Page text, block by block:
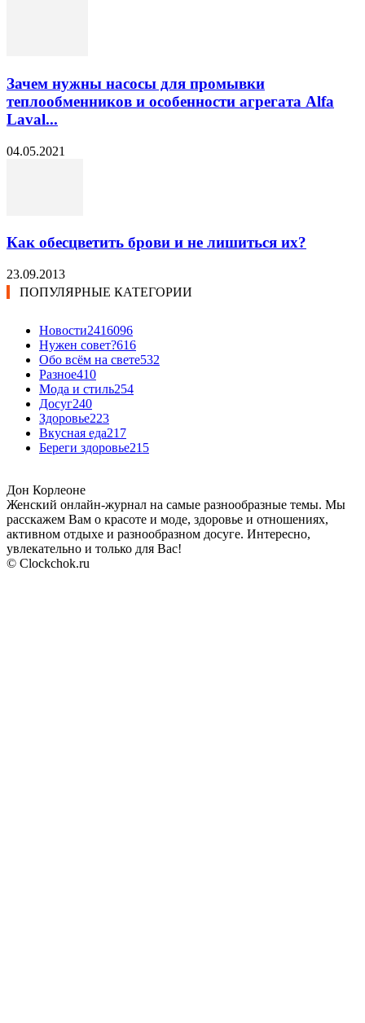
Зачем нужны насосы для промывки
теплообменников и особенности агрегата Alfa
Laval...
04.05.2021
Как обесцветить брови и не лишиться их?
23.09.2013
ПОПУЛЯРНЫЕ КАТЕГОРИИ
Новости2416096
Нужен совет?616
Обо всём на свете532
Разное410
Мода и стиль254
Досуг240
Здоровье223
Вкусная еда217
Береги здоровье215
Дон Корлеоне
Женский онлайн-журнал на самые разнообразные темы. Мы
расскажем Вам о красоте и моде, здоровье и отношениях,
активном отдыхе и разнообразном досуге. Интересно,
увлекательно и только для Вас!
© Clockchok.ru